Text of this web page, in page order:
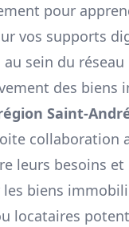
pour
vos supports
sein du réseau
des biens
Saint-
collaboration
leurs besoins
biens
locataires